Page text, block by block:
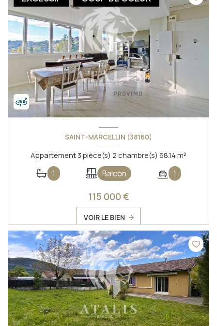
SAINT-MARCELLIN (38160)
Appartement 3 pièce(s) 2 chambre(s) 68.14 m²
1 Balcon 1
115 000 €
VOIR LE BIEN